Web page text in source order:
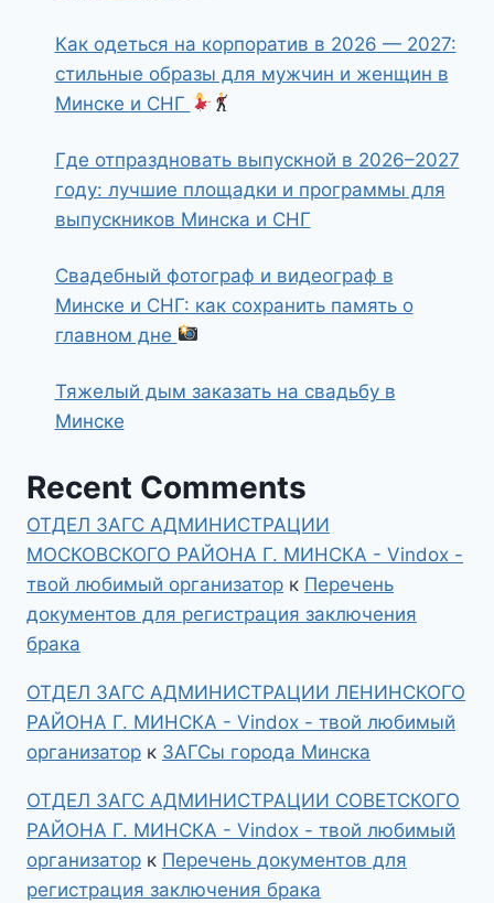
Как одеться на корпоратив в 2026 — 2027:
стильные образы для мужчин и женщин в
Минске и СНГ
Где отпраздновать выпускной в 2026–2027
году: лучшие площадки и программы для
выпускников Минска и СНГ
Свадебный фотограф и видеограф в
Минске и СНГ: как сохранить память о
главном дне
Тяжелый дым заказать на свадьбу в
Минске
Recent Comments
ОТДЕЛ ЗАГС АДМИНИСТРАЦИИ
МОСКОВСКОГО РАЙОНА Г. МИНСКА - Vindox -
твой любимый организатор к Перечень
документов для регистрация заключения
брака
ОТДЕЛ ЗАГС АДМИНИСТРАЦИИ ЛЕНИНСКОГО
РАЙОНА Г. МИНСКА - Vindox - твой любимый
организатор к ЗАГСы города Минска
ОТДЕЛ ЗАГС АДМИНИСТРАЦИИ СОВЕТСКОГО
РАЙОНА Г. МИНСКА - Vindox - твой любимый
организатор к Перечень документов для
регистрация заключения брака